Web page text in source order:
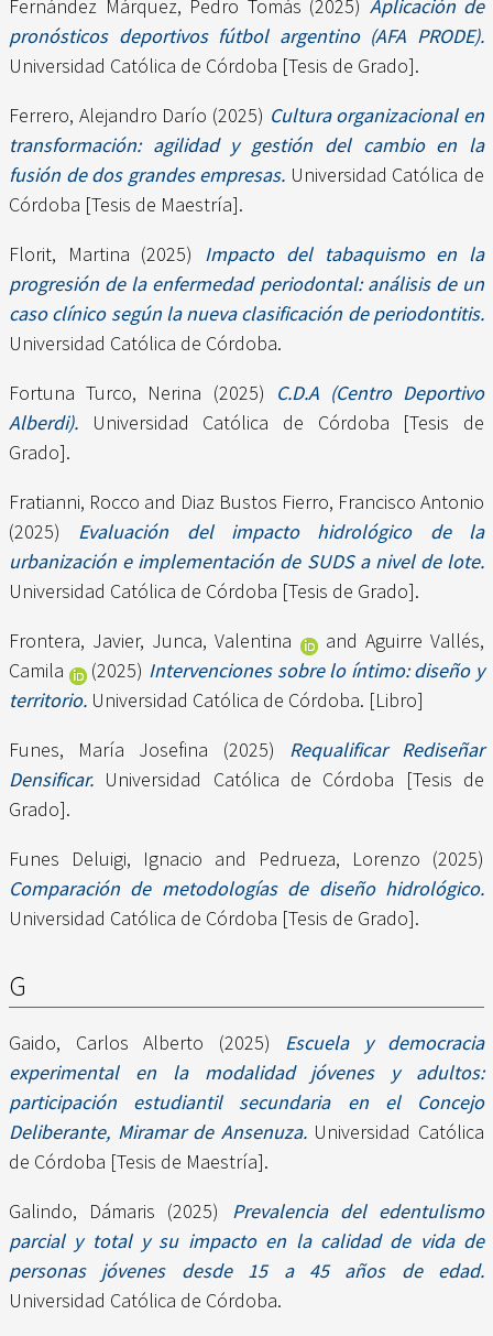
Fernández Márquez, Pedro Tomás (2025) Aplicación de
pronósticos deportivos fútbol argentino (AFA PRODE).
Universidad Católica de Córdoba [Tesis de Grado].
Ferrero, Alejandro Darío (2025) Cultura organizacional en
transformación: agilidad y gestión del cambio en la
fusión de dos grandes empresas. Universidad Católica de
Córdoba [Tesis de Maestría].
Florit, Martina (2025) Impacto del tabaquismo en la
progresión de la enfermedad periodontal: análisis de un
caso clínico según la nueva clasificación de periodontitis.
Universidad Católica de Córdoba.
Fortuna Turco, Nerina (2025)
C.D.A (Centro Deportivo
Alberdi). Universidad Católica de Córdoba [Tesis de
Grado].
Fratianni, Rocco and Diaz Bustos Fierro, Francisco Antonio
(2025) Evaluación del impacto hidrológico de la
urbanización e implementación de SUDS a nivel de lote.
Universidad Católica de Córdoba [Tesis de Grado].
Frontera, Javier, Junca, Valentina and Aguirre Vallés,
Camila
(2025) Intervenciones sobre lo íntimo: diseño y
territorio. Universidad Católica de Córdoba. [Libro]
Funes, María Josefina (2025) Requalificar Rediseñar
Densificar. Universidad Católica de Córdoba [Tesis de
Grado].
Funes Deluigi, Ignacio and Pedrueza, Lorenzo (2025)
Comparación de metodologías de diseño hidrológico.
Universidad Católica de Córdoba [Tesis de Grado].
G
Gaido, Carlos Alberto (2025) Escuela y democracia
experimental en la modalidad jóvenes y adultos:
participación estudiantil secundaria en el Concejo
Deliberante, Miramar de Ansenuza.Universidad Católica
de Córdoba [Tesis de Maestría].
Galindo, Dámaris (2025) Prevalencia del edentulismo
parcial y total y su impacto en la calidad de vida de
personas jóvenes desde 15 a 45 años de edad.
Universidad Católica de Córdoba.